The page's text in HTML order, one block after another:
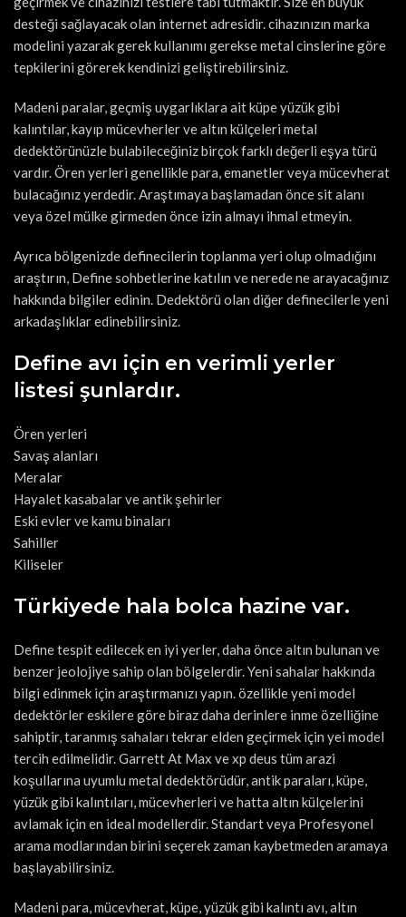
desteği sağlayacak olan internet adresidir. cihazınızın marka
modelini yazarak gerek kullanımı gerekse metal cinslerine göre
tepkilerini görerek kendinizi geliştirebilirsiniz.
Madeni paralar, geçmiş uygarlıklara ait küpe yüzük gibi
kalıntılar, kayıp mücevherler ve altın külçeleri metal
dedektörünüzle bulabileceğiniz birçok farklı değerli eşya türü
vardır. Ören yerleri genellikle para, emanetler veya mücevherat
bulacağınız yerdedir. Araştımaya başlamadan önce sit alanı
veya özel mülke girmeden önce izin almayı ihmal etmeyin.
Ayrıca bölgenizde definecilerin toplanma yeri olup olmadığını
araştırın, Define sohbetlerine katılın ve nerede ne arayacağınız
hakkında bilgiler edinin. Dedektörü olan diğer definecilerle yeni
arkadaşlıklar edinebilirsiniz.
Define avı için en verimli yerler
listesi şunlardır.
Ören yerleri
Savaş alanları
Meralar
Hayalet kasabalar ve antik şehirler
Eski evler ve kamu binaları
Sahiller
Kiliseler
Türkiyede hala bolca hazine var.
Define tespit edilecek en iyi yerler, daha önce altın bulunan ve
benzer jeolojiye sahip olan bölgelerdir. Yeni sahalar hakkında
bilgi edinmek için araştırmanızı yapın. özellikle yeni model
dedektörler eskilere göre biraz daha derinlere inme özelliğine
sahiptir, taranmış sahaları tekrar elden geçirmek için yei model
tercih edilmelidir. Garrett At Max ve xp deus tüm arazi
koşullarına uyumlu metal dedektörüdür, antik paraları, küpe,
yüzük gibi kalıntıları, mücevherleri ve hatta altın külçelerini
avlamak için en ideal modellerdir. Standart veya Profesyonel
arama modlarından birini seçerek zaman kaybetmeden aramaya
başlayabilirsiniz.
Madeni para, mücevherat, küpe, yüzük gibi kalıntı avı, altın